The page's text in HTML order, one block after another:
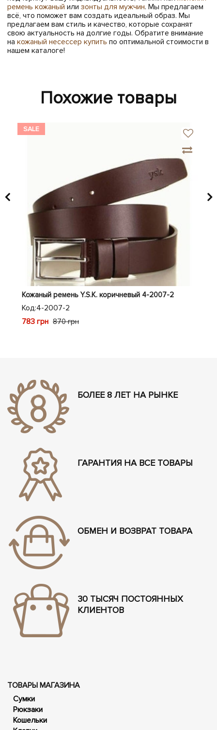
ремень кожаный или зонты для мужчин. Мы предлагаем
всё, что поможет вам создать идеальный образ. Мы
предлагаем вам стиль и качество, которые сохранят
свою актуальность на долгие годы. Обратите внимание
на кожаный несессер купить по оптимальной стоимости в
нашем каталоге!
Похожие товары
SALE
Кожаный ремень Y.S.K. коричневый 4-2007-2
Код:4-2007-2
783 грн 870 грн
БОЛЕЕ 8 ЛЕТ НА РЫНКЕ
ГАРАНТИЯ НА ВСЕ ТОВАРЫ
ОБМЕН И ВОЗВРАТ ТОВАРА
30 ТЫСЯЧ ПОСТОЯННЫХ
КЛИЕНТОВ
ТОВАРЫ МАГАЗИНА
Сумки
Рюкзаки
Кошельки